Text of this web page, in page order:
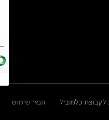
כלמוביל תנאי שימוש